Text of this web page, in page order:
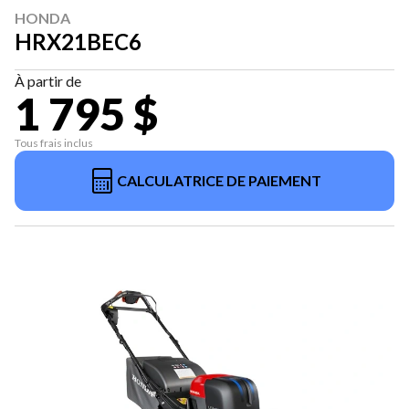
HONDA
HRX21BEC6
À partir de
1 795 $
Tous frais inclus
CALCULATRICE DE PAIEMENT